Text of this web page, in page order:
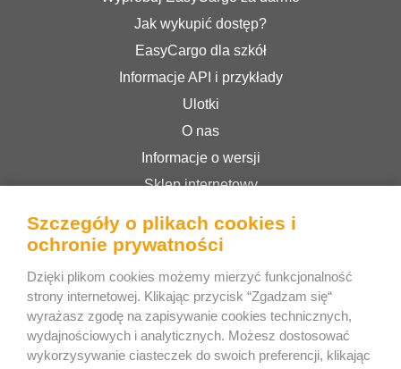
Jak wykupić dostęp?
EasyCargo dla szkół
Informacje API i przykłady
Ulotki
O nas
Informacje o wersji
Sklep internetowy
Polityka prywatności
Bee Interactive s.r.o.
U Pekarky 484/1a
180 00 Prague 8 – Liben
Szczegóły o plikach cookies i
ochronie prywatności
Dzięki plikom cookies możemy mierzyć funkcjonalność
strony internetowej. Klikając przycisk “Zgadzam się“
wyrażasz zgodę na zapisywanie cookies technicznych,
wydajnościowych i analyticznych. Możesz dostosować
wykorzysywanie ciasteczek do swoich preferencji, klikając